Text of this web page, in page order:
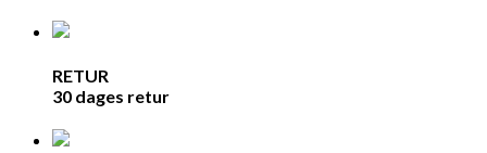
RETUR
30 dages retur